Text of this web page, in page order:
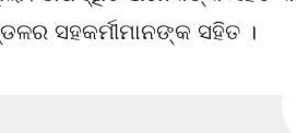
ସହକର୍ମୀମାନଙ୍କ ସହିତ ।